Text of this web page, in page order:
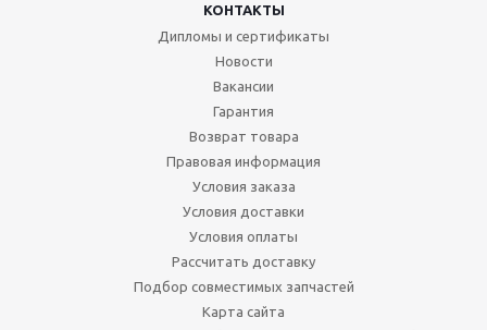
КОНТАКТЫ
Дипломы и сертификаты
Новости
Вакансии
Гарантия
Возврат товара
Правовая информация
Условия заказа
Условия доставки
Условия оплаты
Рассчитать доставку
Подбор совместимых запчастей
Карта сайта